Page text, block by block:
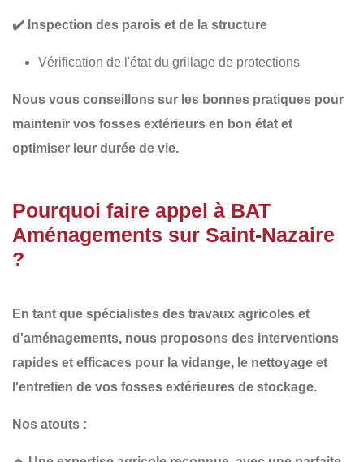
✔️ Inspection des parois et de la structure
Vérification de l'état du grillage de protections
Nous vous conseillons sur les bonnes pratiques pour
maintenir vos fosses extérieurs en bon état et
optimiser leur durée de vie.
Pourquoi faire appel à BAT
Aménagements sur Saint-Nazaire
?
En tant que spécialistes des travaux agricoles et
d'aménagements, nous proposons des interventions
rapides et efficaces pour la vidange, le nettoyage et
l'entretien de vos fosses extérieures de stockage.
Nos atouts :